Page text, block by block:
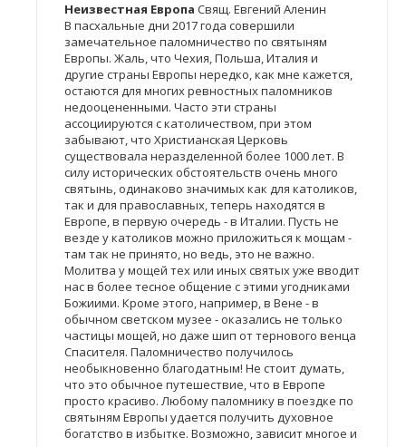
Неизвестная Европа Свящ. Евгений Аленин
В пасхальные дни 2017 года совершили
замечательное паломничество по святыням
Европы. Жаль, что Чехия, Польша, Италия и
другие страны Европы нередко, как мне кажется,
остаются для многих ревностных паломников
недооцененными. Часто эти страны
ассоциируются с католичеством, при этом
забывают, что Христианская Церковь
существовала неразделенной более 1000 лет. В
силу исторических обстоятельств очень много
святынь, одинаково значимых как для католиков,
так и для православных, теперь находятся в
Европе, в первую очередь - в Италии. Пусть не
везде у католиков можно приложиться к мощам -
там так не принято, но ведь, это не важно.
Молитва у мощей тех или иных святых уже вводит
нас в более тесное общение с этими угодниками
Божиими. Кроме этого, например, в Вене - в
обычном светском музее - оказались не только
частицы мощей, но даже шип от тернового венца
Спасителя. Паломничество получилось
необыкновенно благодатным! Не стоит думать,
что это обычное путешествие, что в Европе
просто красиво. Любому паломнику в поездке по
святыням Европы удается получить духовное
богатство в избытке. Возможно, зависит многое и